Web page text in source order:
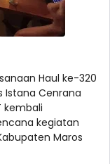
Haul ke-320
Istana Cenrana
kembali
kegiatan
Maros